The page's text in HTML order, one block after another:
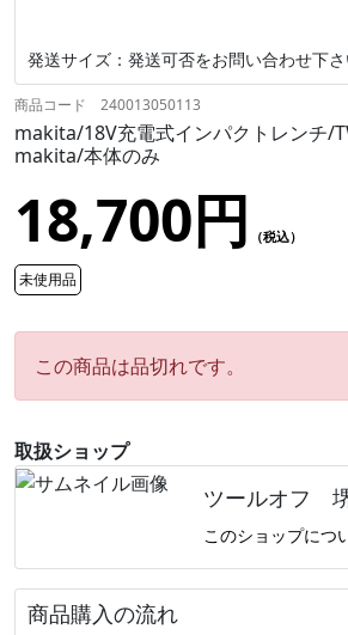
発送サイズ：発送可否をお問い合わせ下さ
商品コード 240013050113
makita/18V充電式インパクトレンチ/
makita/本体のみ
18,700円 （税込）
未使用品
この商品は品切れです。
取扱ショップ
ツールオフ
このショップにつ
商品購入の流れ